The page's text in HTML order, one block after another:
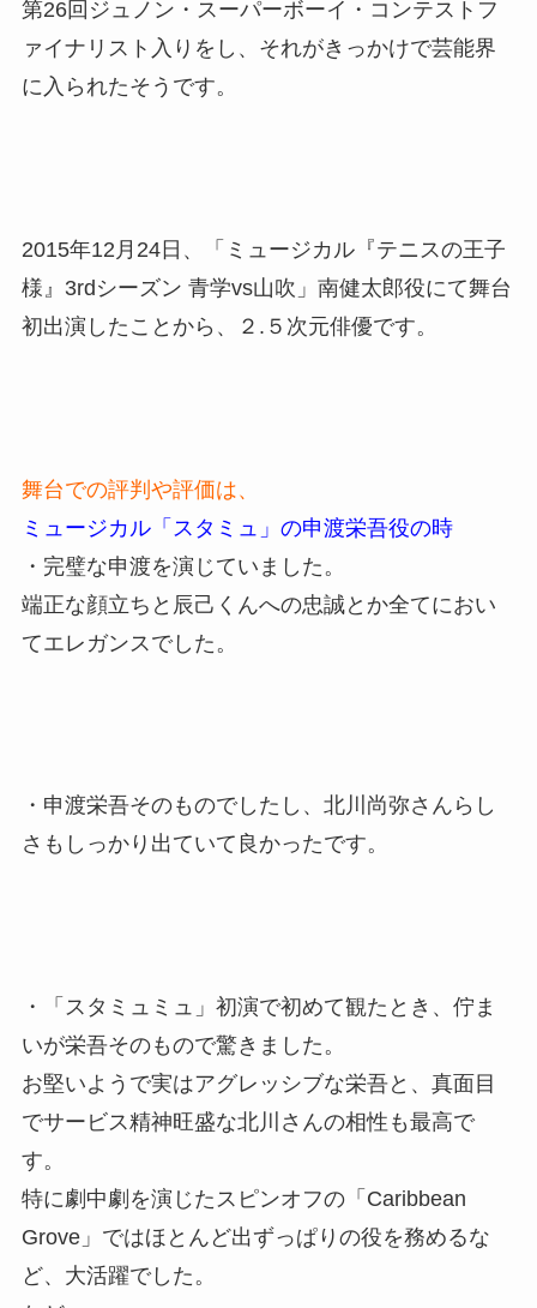
第26回ジュノン・スーパーボーイ・コンテストフ
ァイナリスト入りをし、それがきっかけで芸能界
に入られたそうです。
2015年12月24日、「ミュージカル『テニスの王子
様』3rdシーズン 青学vs山吹」南健太郎役にて舞台
初出演したことから、２.５次元俳優です。
舞台での評判や評価は、
ミュージカル「スタミュ」の申渡栄吾役の時
・完璧な申渡を演じていました。
端正な顔立ちと辰己くんへの忠誠とか全てにおい
てエレガンスでした。
・申渡栄吾そのものでしたし、北川尚弥さんらし
さもしっかり出ていて良かったです。
・「スタミュミュ」初演で初めて観たとき、佇ま
いが栄吾そのもので驚きました。
お堅いようで実はアグレッシブな栄吾と、真面目
でサービス精神旺盛な北川さんの相性も最高で
す。
特に劇中劇を演じたスピンオフの「Caribbean
Grove」ではほとんど出ずっぱりの役を務めるな
ど、大活躍でした。